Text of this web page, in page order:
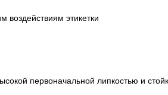
воздействиям этикетки
первоначальной липкостью и